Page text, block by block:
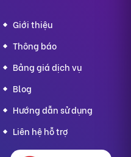
Giới thiệu
Thông báo
Bảng giá dịch vụ
Blog
Hướng dẫn sử dụng
Liên hệ hỗ trợ